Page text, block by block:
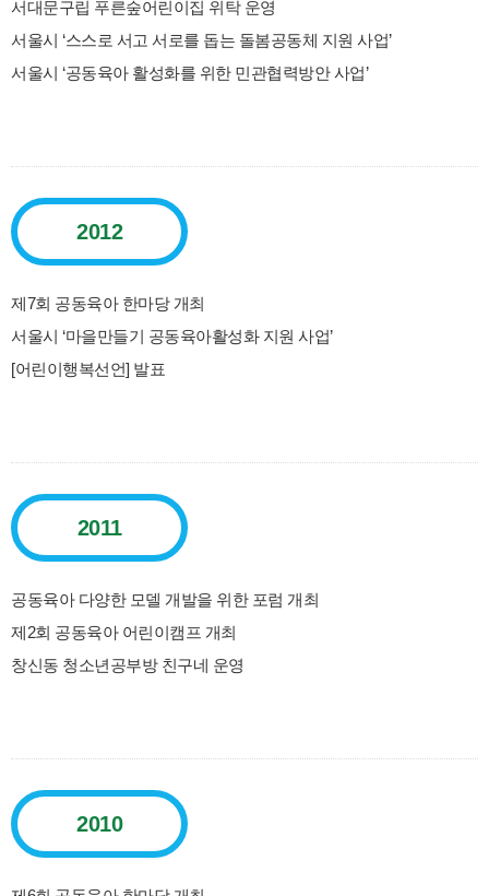
서대문구립 푸른숲어린이집 위탁 운영
서울시 ‘스스로 서고 서로를 돕는 돌봄공동체 지원 사업’
서울시 ‘공동육아 활성화를 위한 민관협력방안 사업’
2012
제7회 공동육아 한마당 개최
서울시 ‘마을만들기 공동육아활성화 지원 사업’
[어린이행복선언] 발표
2011
공동육아 다양한 모델 개발을 위한 포럼 개최
제2회 공동육아 어린이캠프 개최
창신동 청소년공부방 친구네 운영
2010